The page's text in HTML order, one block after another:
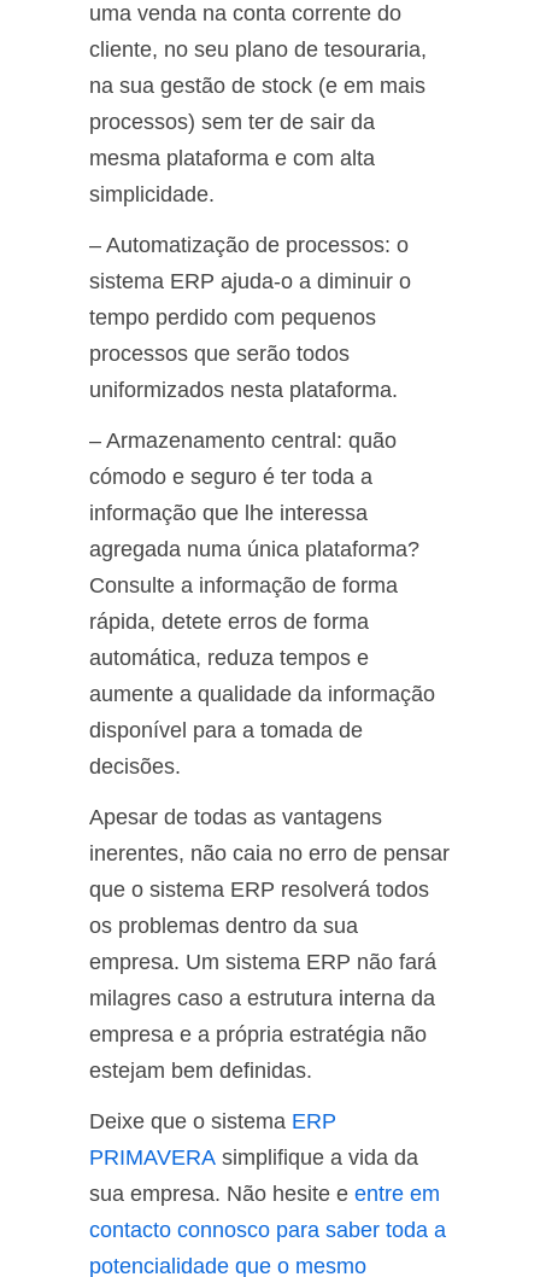
uma venda na conta corrente do
cliente, no seu plano de tesouraria,
na sua gestão de stock (e em mais
processos) sem ter de sair da
mesma plataforma e com alta
simplicidade.
– Automatização de processos: o
sistema ERP ajuda-o a diminuir o
tempo perdido com pequenos
processos que serão todos
uniformizados nesta plataforma.
– Armazenamento central: quão
cómodo e seguro é ter toda a
informação que lhe interessa
agregada numa única plataforma?
Consulte a informação de forma
rápida, detete erros de forma
automática, reduza tempos e
aumente a qualidade da informação
disponível para a tomada de
decisões.
Apesar de todas as vantagens
inerentes, não caia no erro de pensar
que o sistema ERP resolverá todos
os problemas dentro da sua
empresa. Um sistema ERP não fará
milagres caso a estrutura interna da
empresa e a própria estratégia não
estejam bem definidas.
Deixe que o sistema ERP
PRIMAVERA simplifique a vida da
sua empresa. Não hesite e entre em
contacto connosco para saber toda a
potencialidade que o mesmo